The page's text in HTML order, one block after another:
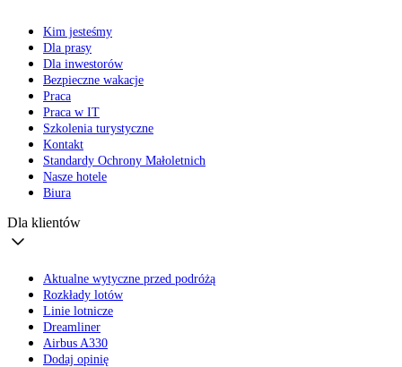
Kim jesteśmy
Dla prasy
Dla inwestorów
Bezpieczne wakacje
Praca
Praca w IT
Szkolenia turystyczne
Kontakt
Standardy Ochrony Małoletnich
Nasze hotele
Biura
Dla klientów
Aktualne wytyczne przed podróżą
Rozkłady lotów
Linie lotnicze
Dreamliner
Airbus A330
Dodaj opinię